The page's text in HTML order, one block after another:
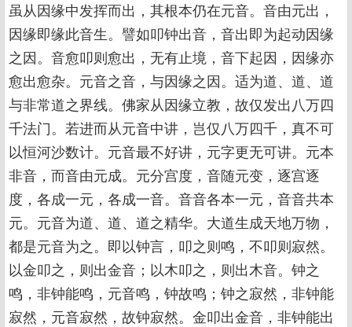
虽从因缘中发挥而出，其根本仍在元音。音由元出，
因缘即缘此音生。譬如叩钟出音，音出即为起动因缘
之因。音愈叩则愈出，无有止境，音下起因，因缘亦
愈出愈杂。元音之音，与因缘之因。适为道、道、道
与非常道之界线。佛家从因缘立教，故仅发出八万四
千法门。若进而从元音中讲，岂仅八万四千，真不可
以恒河沙数计。元音最不好讲，元字更无可讲。元本
非音，而音由元成。元分宫度，音随元变，逐宫逐
度，各成一元，各成一音。音音各本一元，音音共本
元。元音为道、道、道之精华。大道生成天地万物，
都是元音为之。即以钟言，叩之则鸣，不叩则寂然。
以金叩之，则出金音；以木叩之，则出木音。钟之
鸣，非钟能鸣，元音鸣，钟故鸣；钟之寂然，非钟能
寂然，元音寂然，故钟寂然。金叩出金音，非钟能出